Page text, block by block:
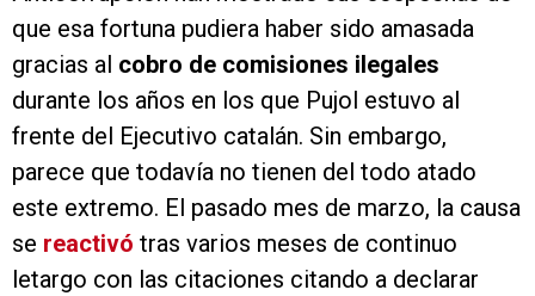
que esa fortuna pudiera haber sido amasada
gracias al cobro de comisiones ilegales
durante los años en los que Pujol estuvo al
frente del Ejecutivo catalán. Sin embargo,
parece que todavía no tienen del todo atado
este extremo. El pasado mes de marzo, la causa
se reactivó tras varios meses de continuo
letargo con las citaciones citando a declarar